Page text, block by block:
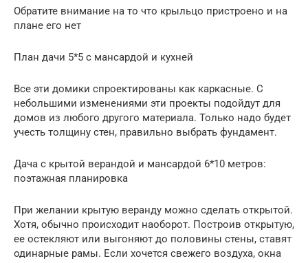
Обратите внимание на то что крыльцо пристроено и на
плане его нет
План дачи 5*5 с мансардой и кухней
Все эти домики спроектированы как каркасные. С
небольшими изменениями эти проекты подойдут для
домов из любого другого материала. Только надо будет
учесть толщину стен, правильно выбрать фундамент.
Дача с крытой верандой и мансардой 6*10 метров:
поэтажная планировка
При желании крытую веранду можно сделать открытой.
Хотя, обычно происходит наоборот. Построив открытую,
ее остекляют или выгоняют до половины стены, ставят
одинарные рамы. Если хочется свежего воздуха, окна